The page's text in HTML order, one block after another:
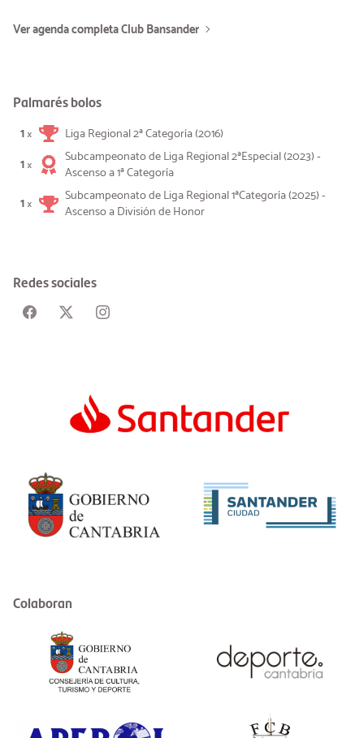
Ver agenda completa Club Bansander
Palmarés bolos
1×
Liga Regional 2ª Categoría (2016)
1×
Subcampeonato de Liga Regional 2ªEspecial (2023) -
Ascenso a 1ª Categoría
1×
Subcampeonato de Liga Regional 1ªCategoría (2025) -
Ascenso a División de Honor
Redes sociales
Colaboran